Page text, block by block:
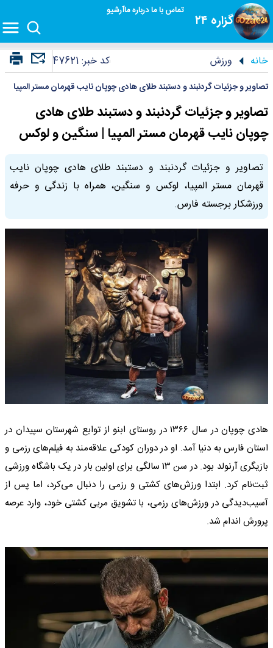
گزاره ۲۴
تماس با مادرباره ماآرشیو
خانه ورزش کد خبر:47621
تصاویر و جزئیات گردنبند و دستبند طلای هادی چوپان نایب قهرمان مستر المپیا
تصاویر و جزئیات گردنبند و دستبند طلای هادی
چوپان نایب قهرمان مستر المپیا | سنگین و لوکس
تصاویر و جزئیات گردنبند و دستبند طلای هادی چوپان نایب
قهرمان مستر المپیا، لوکس و سنگین، همراه با زندگی و حرفه
ورزشکار برجسته فارس.
هادی چوپان در سال ۱۳۶۶ در روستای ابنو از توابع شهرستان سپیدان در
استان فارس به دنیا آمد. او در دوران کودکی علاقه‌مند به فیلم‌های رزمی و
بازیگری آرنولد بود. در سن ۱۳ سالگی برای اولین بار در یک باشگاه ورزشی
ثبت‌نام کرد. ابتدا ورزش‌های کشتی و رزمی را دنبال می‌کرد، اما پس از
آسیب‌دیدگی در ورزش‌های رزمی، با تشویق مربی کشتی خود، وارد عرصه
پرورش اندام شد.